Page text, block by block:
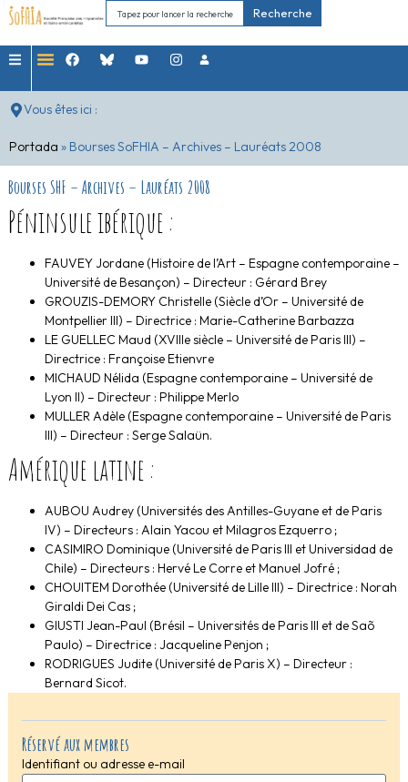
Recherche
Vous êtes ici :
Portada » Bourses SoFHIA – Archives – Lauréats 2008
Réservé aux membres
Identifiant ou adresse e-mail
Bourses SHF – Archives – Lauréats 2008
Péninsule ibérique :
FAUVEY Jordane (Histoire de l’Art – Espagne contemporaine –
Université de Besançon) – Directeur : Gérard Brey
GROUZIS-DEMORY Christelle (Siècle d’Or – Université de
Montpellier III) – Directrice : Marie-Catherine Barbazza
LE GUELLEC Maud (XVIIIe siècle – Université de Paris III) –
Directrice : Françoise Etienvre
MICHAUD Nélida (Espagne contemporaine – Université de
Lyon II) – Directeur : Philippe Merlo
MULLER Adèle (Espagne contemporaine – Université de Paris
III) – Directeur : Serge Salaün.
Amérique latine :
AUBOU Audrey (Universités des Antilles-Guyane et de Paris
IV) – Directeurs : Alain Yacou et Milagros Ezquerro ;
CASIMIRO Dominique (Université de Paris III et Universidad de
Chile) – Directeurs : Hervé Le Corre et Manuel Jofré ;
CHOUITEM Dorothée (Université de Lille III) – Directrice : Norah
Giraldi Dei Cas ;
GIUSTI Jean-Paul (Brésil – Universités de Paris III et de Saõ
Paulo) – Directrice : Jacqueline Penjon ;
RODRIGUES Judite (Université de Paris X) – Directeur :
Bernard Sicot.